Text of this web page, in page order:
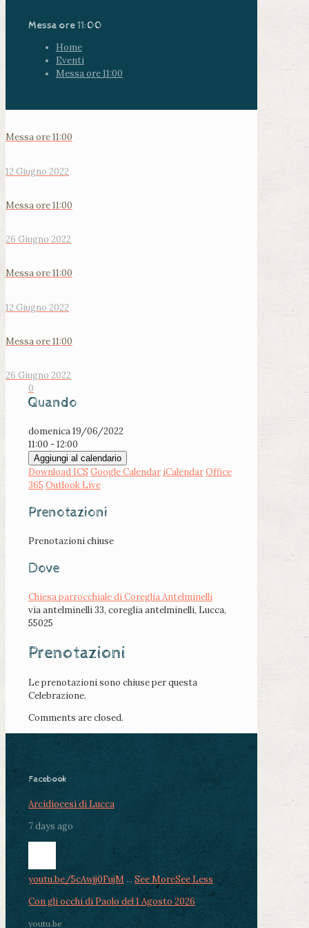
Messa ore 11:00
Home
Eventi
Messa ore 11:00
Messa ore 11:00
12 Giugno 2022
Messa ore 11:00
26 Giugno 2022
Messa ore 11:00
12 Giugno 2022
Messa ore 11:00
26 Giugno 2022
0
Quando
domenica 19/06/2022
11:00 - 12:00
Aggiungi al calendario
Download ICS Google Calendar iCalendarOffice
365 Outlook Live
Prenotazioni
Prenotazioni chiuse
Dove
Chiesa parrocchiale di Coreglia Antelminelli
via antelminelli 33, coreglia antelminelli, Lucca,
55025
Prenotazioni
Le prenotazioni sono chiuse per questa
Celebrazione.
Comments are closed.
Facebook
Arcidiocesi di Lucca
7 days ago
youtu.be/5cAwjj0FujM ... See MoreSee Less
Con gli occhi di Paolo del 1 Agosto 2026
youtu.be